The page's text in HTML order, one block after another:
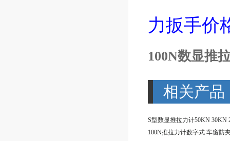
力扳手价
100N数显推
相关产品